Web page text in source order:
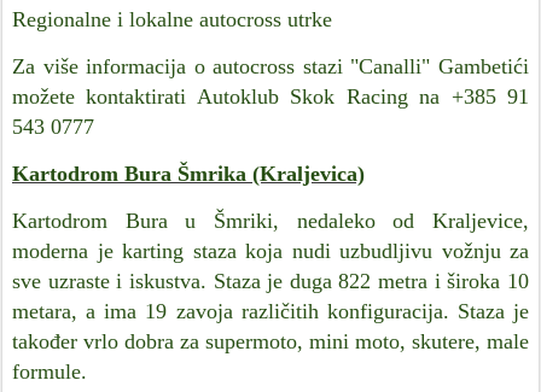
Regionalne i lokalne autocross utrke
Za više informacija o autocross stazi "Canalli" Gambetići
možete kontaktirati Autoklub Skok Racing na +385 91
543 0777
Kartodrom Bura Šmrika (Kraljevica)
Kartodrom Bura u Šmriki, nedaleko od Kraljevice,
moderna je karting staza koja nudi uzbudljivu vožnju za
sve uzraste i iskustva. Staza je duga 822 metra i široka 10
metara, a ima 19 zavoja različitih konfiguracija. Staza je
također vrlo dobra za supermoto, mini moto, skutere, male
formule.